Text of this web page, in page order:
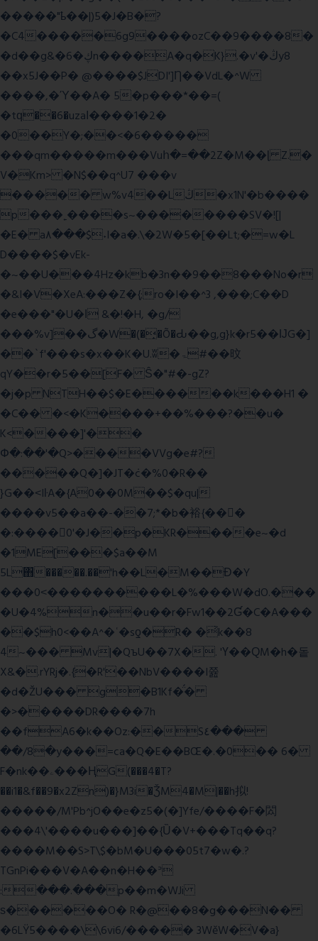
�����"ҍ��|)5�J�B�?
�C4�����6g9����ozC��9����8�
�d��g&�6�ڮn����A�q�K}.�v'�ڭy8
��x5J��P� @����$JDI']Ƞ��VdL�^W
����,�Ύ��A� 5�p���*��=(
�tԛ��6�uzaІ����1�2�
�0��Y�;��<�6�����
���qm�����m���Vuհ�=��2Z�M��ɭ Z.�
V�Km> �N$��q^U7 ���v
����� w%v4��Lڭ�x1N'�b����
p���˿����s~��������SV�![|
�E� a٨���$˖I�a�.\�2W�5�[��Lt;�=w�L
D����$�vEk-
�~��U���4Hz�kb�3n��9��8���No�r
�&I�V�XeA:���Z�{;ro�I��^3 ,���;C��D
�e���"�U�ǀ &�!�H, �g/
���%v]��گ�W�(�̟�Õ�Ԃ��g,g}k�r5��ĲG�]
��`f'���s�x��K�U.ʬ�ۃ#��旼
qY��r�5��[F� Ŝ�"#�-gZ?
�j�p NTH��$�E������k���H1 �
�C�� �<�K����+��%���?��u�
K<����]'��
Փ�:��'�Q>����VVg�e#?
�����Q�]�JT�݁c�%0�R��
}G��˂IŀA�{A0��0M��$�qu|
����v5��a��-��7;*�b�裕{���ً
�:����0'�J��p�KR����e~�d
�1ME[���$a��M
5L΋�����.��'h��L�M��Ɖ�Y
���0˂����������L�%���W�dO.���
�U�4%n��u��r�Fw1��2Ɠ�C�A���
��$h0<��A^�ʿ�sƍ�R� �͗k��8
4~��� Mv|�QъU��7X�. 'Ү��ԚM�h�돝
X&�.rYRj�.{�R'��NbV����I쯆
�d�ŽU��� g�B1Kf�̈́�
�>�����DR����7h
��fA6�k��Oz:��S٤���
��/8�y���=ca�Q�E��BŒ�.�0�� 6�
F�nk��ۦ���ҢG(���4�T?
��i1�&f��9�x2Zn)�}M3i�ǮM4�M|��h拟!
�����/M'Pb^jO��e�z5�(�]Yfe/����F�閦
���4\'����u���]��{Ȕ�V+���Tq��q?
����M��S>T\$�bM�U���05t7�w�.?
TGnPi���V�A��n�H��ᐣ
:���.���p��m�WJi
ѕ������O� R�@��8�g���N��
�6LŸ5����\\6vi6/����� 3WěW�V�a}